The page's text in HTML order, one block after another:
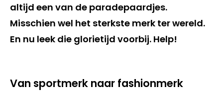
altijd een van de paradepaardjes.
Misschien wel het sterkste merk ter wereld.
En nu leek die glorietijd voorbij. Help!
Van sportmerk naar fashionmerk